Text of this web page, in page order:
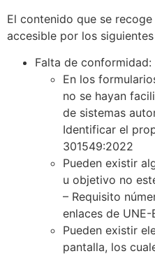
El contenido que se
accesible por los
Falta de conformidad:
En los
no se hayan
de sistemas
Identificar el
301549:2022
Pueden existir
u objetivo no
– Requisito
enlaces de
Pueden existir
pantalla, los